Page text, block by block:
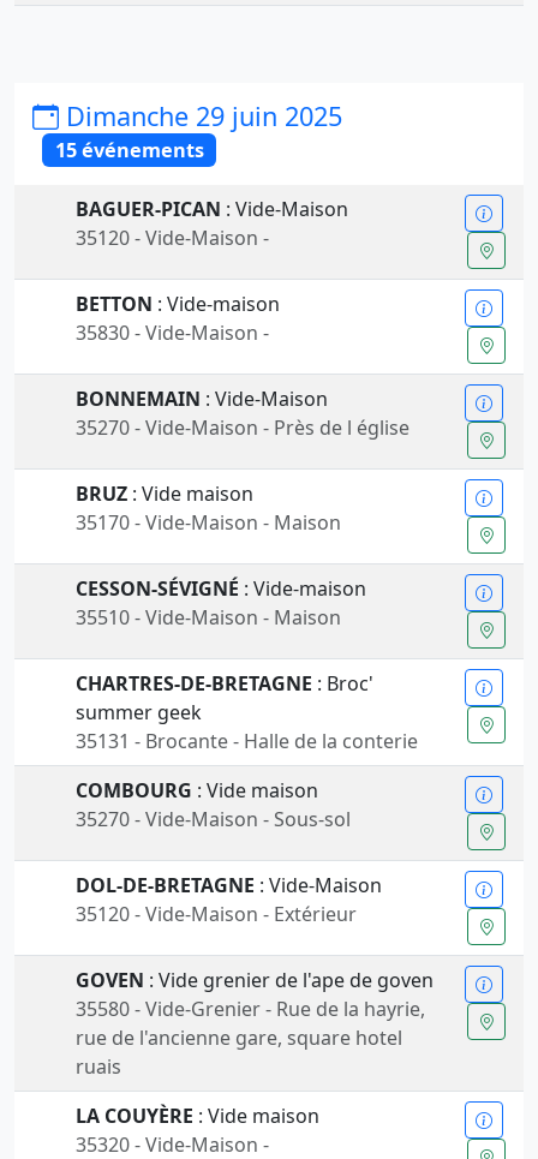
Dimanche 29 juin 2025
15 événements
BAGUER-PICAN : Vide-Maison
35120 - Vide-Maison -
BETTON : Vide-maison
35830 - Vide-Maison -
BONNEMAIN : Vide-Maison
35270 - Vide-Maison - Près de l église
BRUZ : Vide maison
35170 - Vide-Maison - Maison
CESSON-SÉVIGNÉ : Vide-maison
35510 - Vide-Maison - Maison
CHARTRES-DE-BRETAGNE : Broc'
summer geek
35131 - Brocante - Halle de la conterie
COMBOURG : Vide maison
35270 - Vide-Maison - Sous-sol
DOL-DE-BRETAGNE : Vide-Maison
35120 - Vide-Maison - Extérieur
GOVEN : Vide grenier de l'ape de goven
35580 - Vide-Grenier - Rue de la hayrie,
rue de l'ancienne gare, square hotel
ruais
LA COUYÈRE : Vide maison
35320 - Vide-Maison -